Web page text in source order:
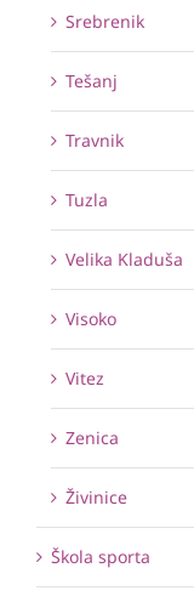
Srebrenik
Tešanj
Travnik
Tuzla
Velika Kladuša
Visoko
Vitez
Zenica
Živinice
Škola sporta